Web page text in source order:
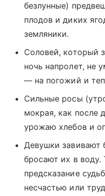
безлунные)
плодов и диких
земляники.
Соловей, который
ночь напролет, не
— на погожий и
Сильные росы
мокрая, как после
урожаю хлебов и
Девушки завивают
бросают их в воду.
предсказание
несчастью или